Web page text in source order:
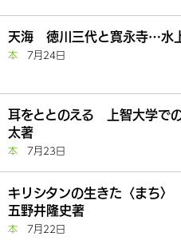
天海 徳川三代と寛永寺…水
本 7月24日
耳をととのえる 上智大学で
太著
本 7月23日
キリシタンの生きた〈まち
五野井隆史著
本 7月22日